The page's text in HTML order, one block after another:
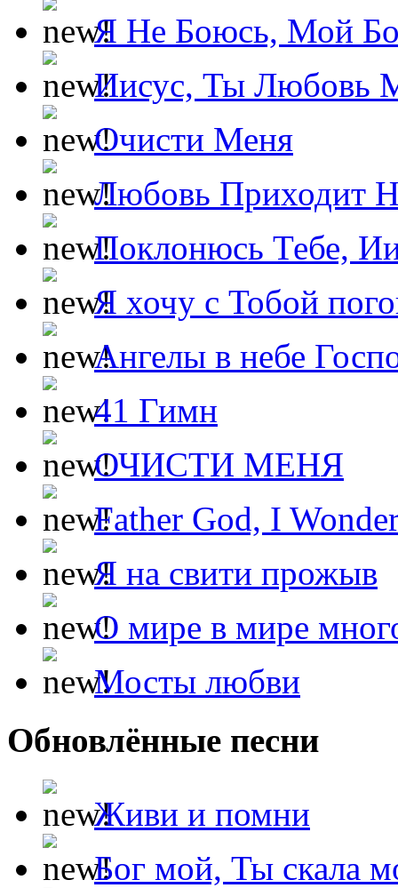
Я Не Боюсь, Мой
Иисус, Ты Любовь
Очисти Меня
Любовь Приходит
Поклонюсь Тебе,
Я хочу с Тобой
Ангелы в небе
41 Гимн
ОЧИСТИ МЕНЯ
Father God, I
Я на свити прожыв
О мире в мире
Мосты любви
Обновлённые песни
Живи и помни
Бог мой, Ты скала